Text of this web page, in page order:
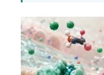
Íslenska
Српски језик
Svenska